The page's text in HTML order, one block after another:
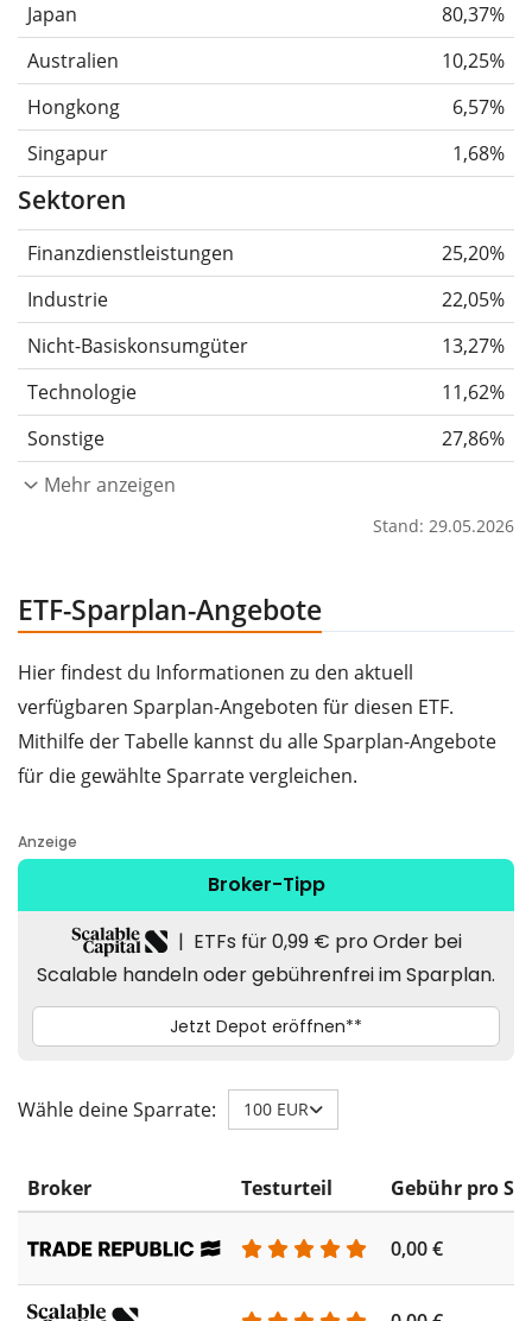
Japan
80,37%
Australien
10,25%
Hongkong
6,57%
Singapur
1,68%
Sektoren
Finanzdienstleistungen
25,20%
Industrie
22,05%
Nicht-Basiskonsumgüter
13,27%
Technologie
11,62%
Sonstige
27,86%
Mehr anzeigen
Stand: 29.05.2026
ETF-Sparplan-Angebote
Hier findest du Informationen zu den aktuell
verfügbaren Sparplan-Angeboten für diesen ETF.
Mithilfe der Tabelle kannst du alle Sparplan-Angebote
für die gewählte Sparrate vergleichen.
Wähle deine Sparrate: 100 EUR
Broker Testurteil Gebühr pro
0,00 €